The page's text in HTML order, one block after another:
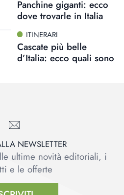
Panchine giganti: ecco
dove trovarle in Italia
ITINERARI
Cascate più belle
d’Italia: ecco quali sono
NEWSLETTER
ultime novità editoriali, i
e le offerte